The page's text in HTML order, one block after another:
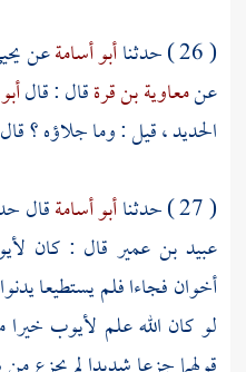
( 26 ) حدثنا
أبو أسامةعن
عنمعاوية بن قرةقال : قال
الحديد ، قيل : وما جلاؤه ؟
( 27 ) حدثنا
أبو أسامةقال
عبيد بن عمير قال : كان
أخوان فجاءا فلم يستطيعا
لو كان الله علم لأيوب